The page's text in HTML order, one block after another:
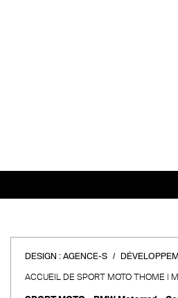
DESIGN : AGENCE-S
ACCUEIL DE SPORT MOTO THOME